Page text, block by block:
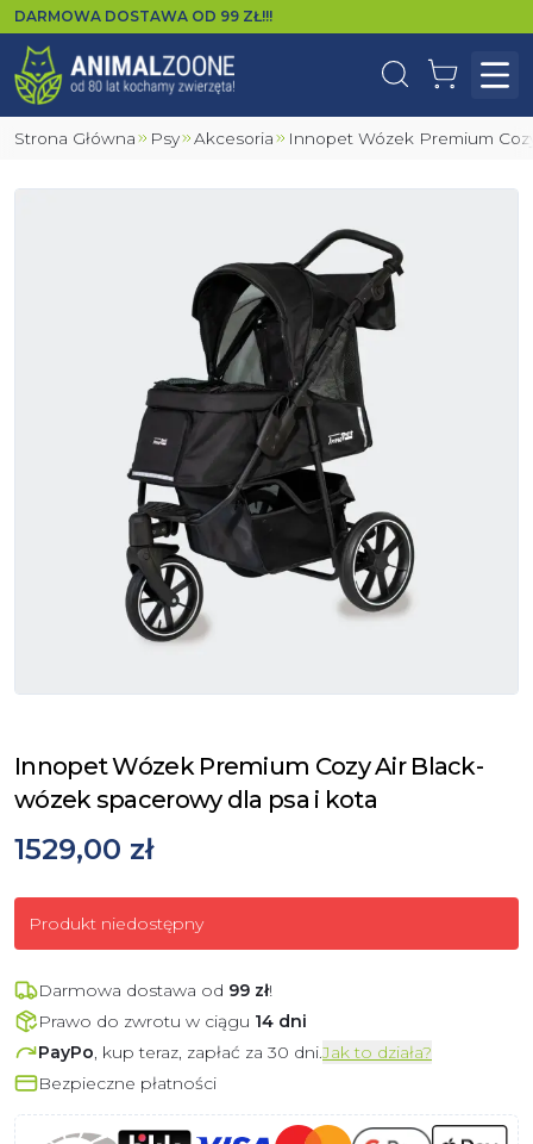
DARMOWA DOSTAWA OD 99 ZŁ!!!
WyszukajKoszyk
Strona Główna Psy Akcesoria Innopet Wózek Premium
Innopet Wózek Premium Cozy Air Black-
wózek spacerowy dla psa i kota
1529,00 zł
Produkt niedostępny
Darmowa dostawa od 99 zł!
Prawo do zwrotu w ciągu 14 dni
PayPo , kup teraz, zapłać za 30 dni.Jak to działa?
Bezpieczne płatności